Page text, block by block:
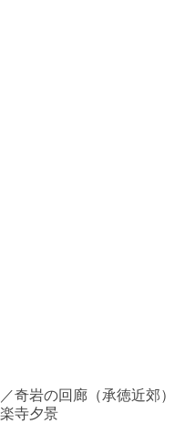
奇岩の回廊（承徳近郊）
寺夕景